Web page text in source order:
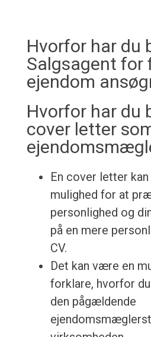
Hvorfor har du
Salgsagent for
ejendom
Hvorfor har du
cover letter
En cover letter
mulighed for at
personlighed og
på en mere
CV.
Det kan være en
forklare, hvorfor
den pågældende